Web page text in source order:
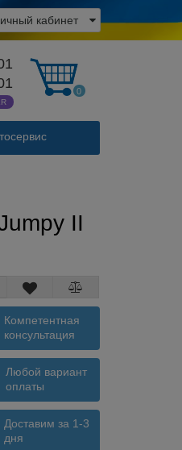
кабинет
0
II
Компетентная
консультация
Любой вариант
оплаты
Доставим за 1-3
дня